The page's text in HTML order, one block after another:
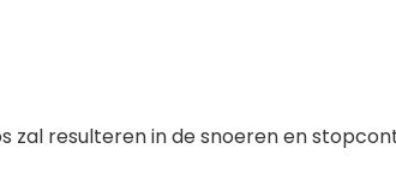
zal resulteren in de snoeren en